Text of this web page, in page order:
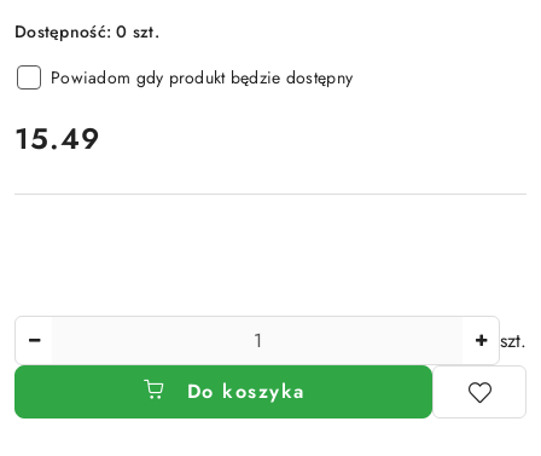
Dostępność:0 szt.
Powiadom gdy produkt będzie dostępny
cena:
15.49
szt.
Do koszyka